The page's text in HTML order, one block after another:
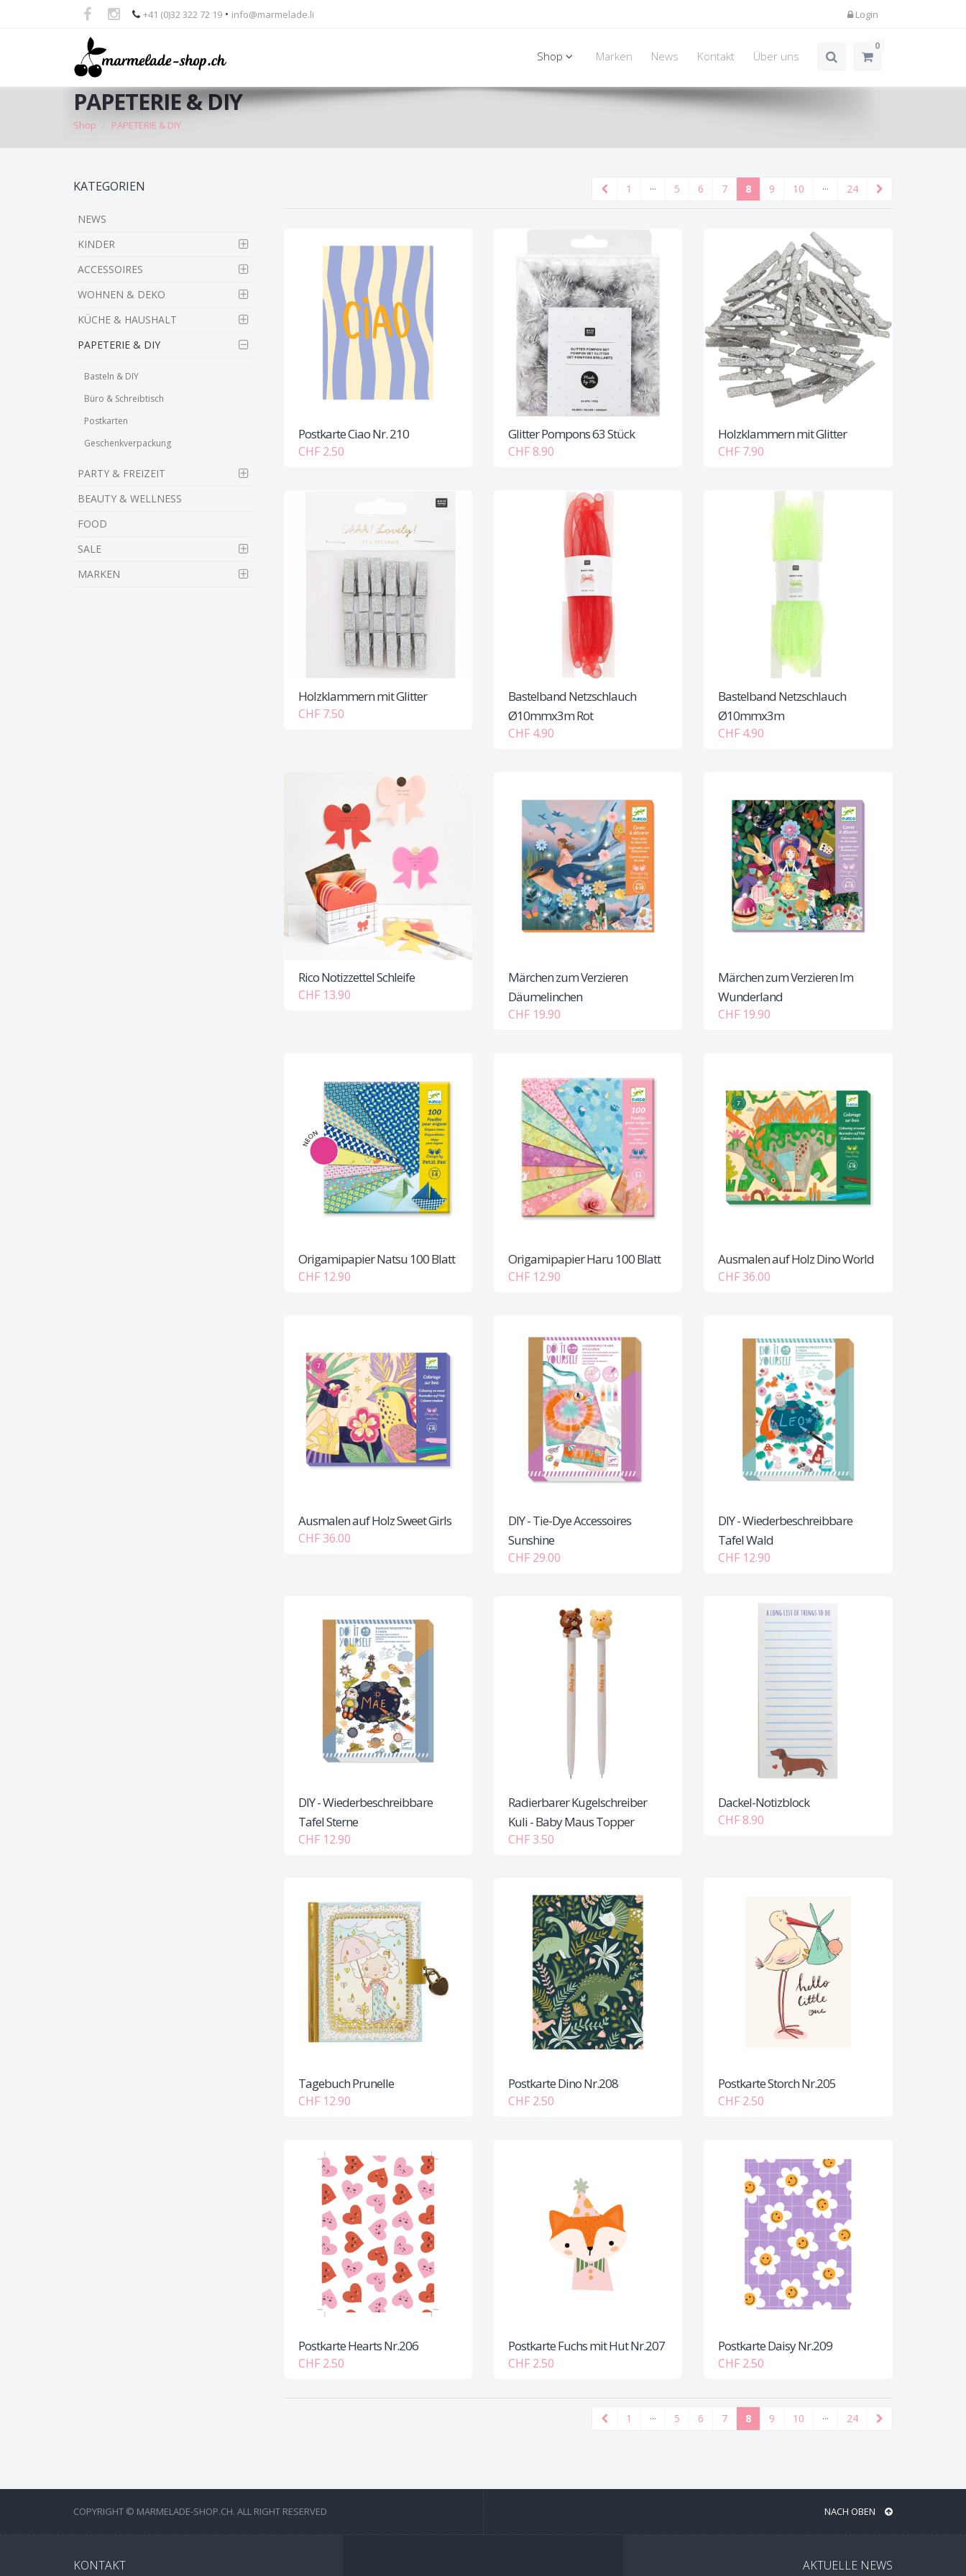
+41 (0)32 322 72 19 • info@marmelade.li Login
Shop Marken News Kontakt Über uns
0
PAPETERIE & DIY
Shop PAPETERIE & DIY
KATEGORIEN
NEWS
KINDER
ACCESSOIRES
WOHNEN & DEKO
KÜCHE & HAUSHALT
PAPETERIE & DIY
Basteln & DIY
Büro & Schreibtisch
Postkarten
Geschenkverpackung
PARTY & FREIZEIT
BEAUTY & WELLNESS
FOOD
SALE
MARKEN
1 ··· 5 6 7 8 9 10 ··· 24
Postkarte Ciao Nr. 210
CHF 2.50
Glitter Pompons 63 Stück
CHF 8.90
Holzklammern mit Glitter
CHF 7.90
Holzklammern mit Glitter
CHF 7.50
Bastelband Netzschlauch
Ø10mmx3m Rot
CHF 4.90
Bastelband Netzschlauch
Ø10mmx3m
CHF 4.90
Rico Notizzettel Schleife
CHF 13.90
Märchen zum Verzieren
Däumelinchen
CHF 19.90
Märchen zum Verzieren Im
Wunderland
CHF 19.90
Origamipapier Natsu 100 Blatt
CHF 12.90
Origamipapier Haru 100 Blatt
CHF 12.90
Ausmalen auf Holz Dino World
CHF 36.00
Ausmalen auf Holz Sweet Girls
CHF 36.00
DIY - Tie-Dye Accessoires
Sunshine
CHF 29.00
DIY - Wiederbeschreibbare
Tafel Wald
CHF 12.90
DIY - Wiederbeschreibbare
Tafel Sterne
CHF 12.90
Radierbarer Kugelschreiber
Kuli - Baby Maus Topper
CHF 3.50
Dackel-Notizblock
CHF 8.90
Tagebuch Prunelle
CHF 12.90
Postkarte Dino Nr.208
CHF 2.50
Postkarte Storch Nr.205
CHF 2.50
Postkarte Hearts Nr.206
CHF 2.50
Postkarte Fuchs mit Hut Nr.207
CHF 2.50
Postkarte Daisy Nr.209
CHF 2.50
1 ··· 5 6 7 8 9 10 ··· 24
COPYRIGHT © MARMELADE-SHOP.CH. ALL RIGHT RESERVED NACH OBEN
KONTAKT AKTUELLE NEWS